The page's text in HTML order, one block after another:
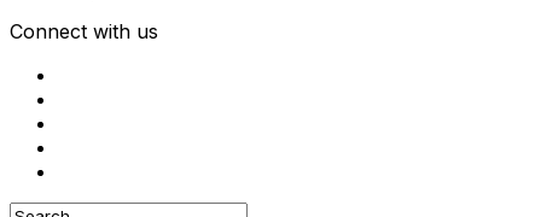
Connect with us